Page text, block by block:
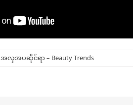
အလှအပဆိုင်ရာ – Beauty Trends